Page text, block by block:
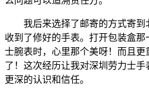
我后来选择了邮寄的方式寄
收到了修好的手表。打开包装盒
士腕表时，心里那个美呀！而且
了！这次经历让我对深圳劳力士
更深的认识和信任。